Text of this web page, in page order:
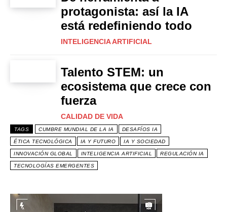
protagonista: así la IA
está redefiniendo todo
INTELIGENCIA ARTIFICIAL
Talento STEM: un
ecosistema que crece con
fuerza
CALIDAD DE VIDA
TAGS CUMBRE MUNDIAL DE LA IA DESAFÍOS IA
ÉTICA TECNOLÓGICA IA Y FUTURO IA Y SOCIEDAD
INNOVACIÓN GLOBAL INTELIGENCIA ARTIFICIAL REGULACIÓN IA
TECNOLOGÍAS EMERGENTES